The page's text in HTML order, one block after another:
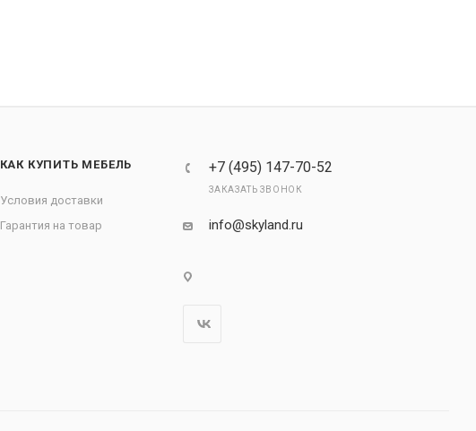
КАК КУПИТЬ МЕБЕЛЬ
Условия доставки
Гарантия на товар
+7 (495) 147-70-52
ЗАКАЗАТЬ ЗВОНОК
info@skyland.ru